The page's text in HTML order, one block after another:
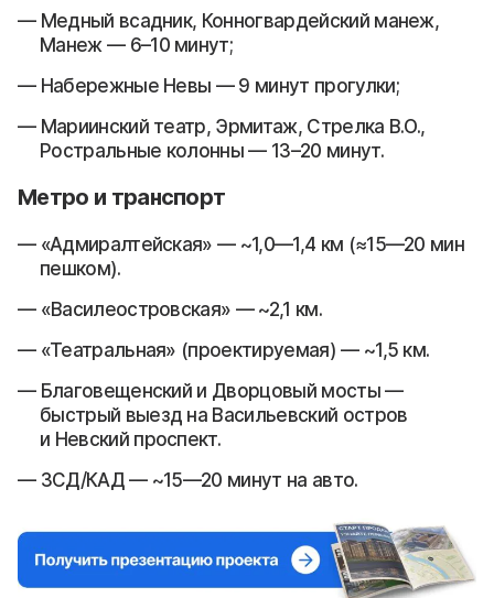
Медный всадник, Конногвардейский манеж,
Манеж — 6–10 минут;
Набережные Невы — 9 минут прогулки;
Мариинский театр, Эрмитаж, Стрелка В.О.,
Ростральные колонны — 13–20 минут.
Метро и транспорт
«Адмиралтейская» — ~1,0—1,4 км (≈15—20 мин
пешком).
«Василеостровская» — ~2,1 км.
«Театральная» (проектируемая) — ~1,5 км.
Благовещенский и Дворцовый мосты —
быстрый выезд на Васильевский остров
и Невский проспект.
ЗСД/КАД — ~15—20 минут на авто.